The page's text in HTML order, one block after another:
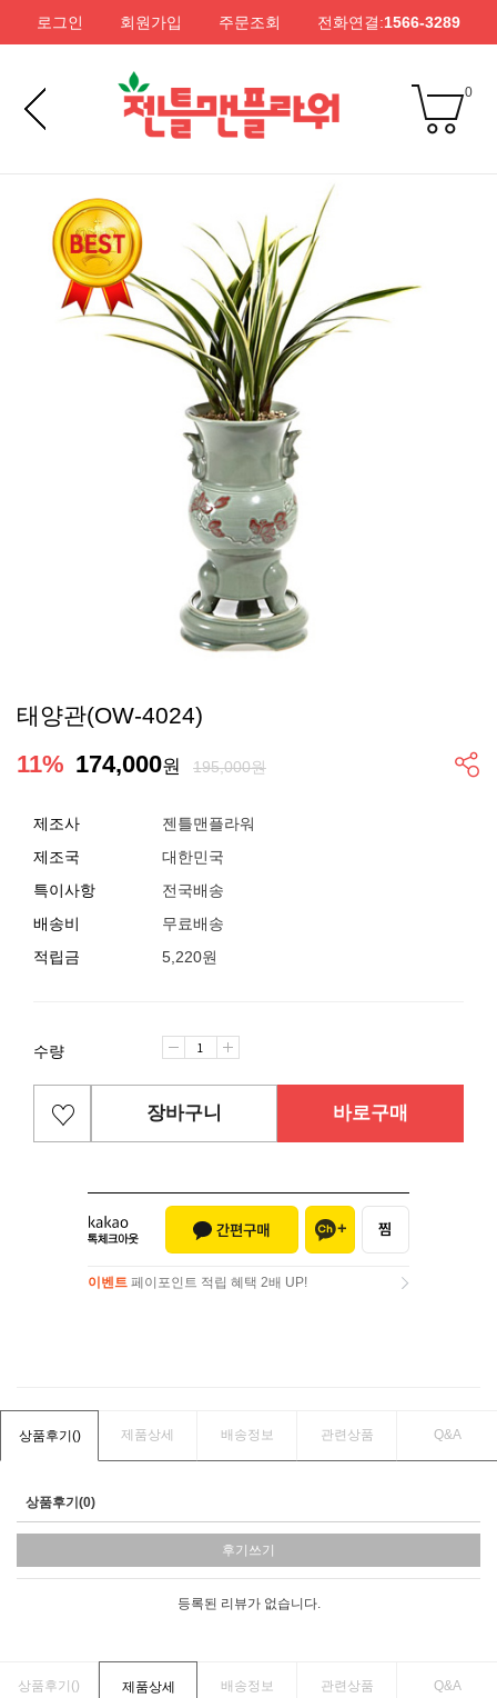
로그인 회원가입 주문조회 전화연결:1566-3289
0
태양관(OW-4024)
11% 174,000원 195,000원
제조사
젠틀맨플라워
제조국
대한민국
특이사항
전국배송
배송비
무료배송
적립금
5,220원
수량
장바구니 바로구매
이벤트 페이포인트 적립 혜택 2배 UP!
상품후기() 제품상세 배송정보 관련상품 Q&A
상품후기(0)
후기쓰기
등록된 리뷰가 없습니다.
상품후기() 제품상세 배송정보 관련상품 Q&A